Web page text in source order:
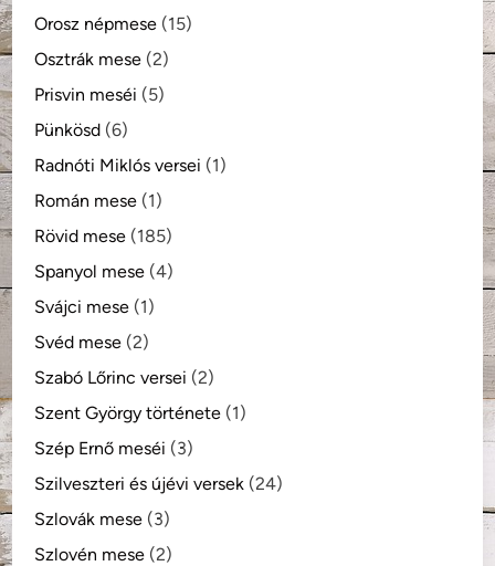
Orosz népmese (15)
Osztrák mese (2)
Prisvin meséi (5)
Pünkösd (6)
Radnóti Miklós versei (1)
Román mese (1)
Rövid mese (185)
Spanyol mese (4)
Svájci mese (1)
Svéd mese (2)
Szabó Lőrinc versei (2)
Szent György története (1)
Szép Ernő meséi (3)
Szilveszteri és újévi versek (24)
Szlovák mese (3)
Szlovén mese (2)